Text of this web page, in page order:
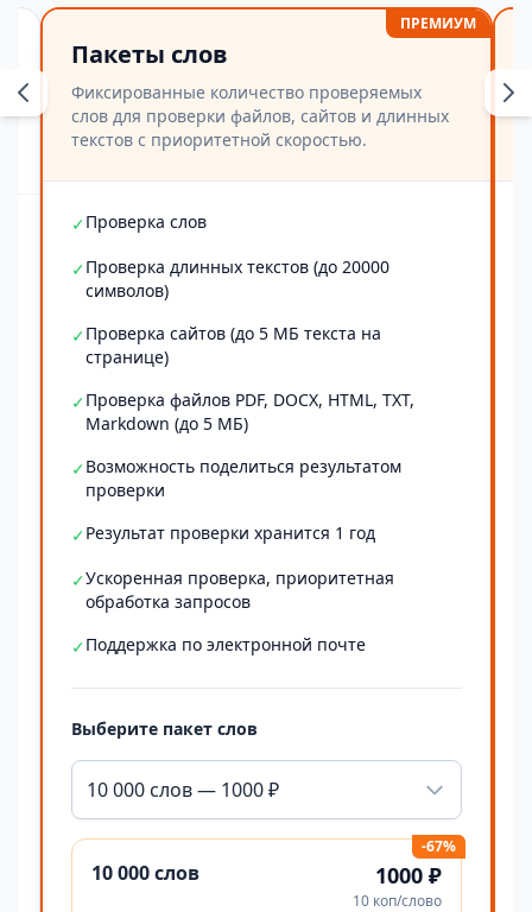
ПРЕМИУМ
Пакеты слов
Фиксированные количество проверяемых
слов для проверки файлов, сайтов и длинных
текстов с приоритетной скоростью.
✓Проверка слов
✓Проверка длинных текстов (до 20000
символов)
✓Проверка сайтов (до 5 МБ текста на
странице)
✓Проверка файлов PDF, DOCX, HTML, TXT,
Markdown (до 5 МБ)
✓Возможность поделиться результатом
проверки
✓Результат проверки хранится 1 год
✓Ускоренная проверка, приоритетная
обработка запросов
✓Поддержка по электронной почте
Выберите пакет слов
10 000 слов — 1000 ₽
-67%
10 000 слов 1000 ₽
10 коп/слово